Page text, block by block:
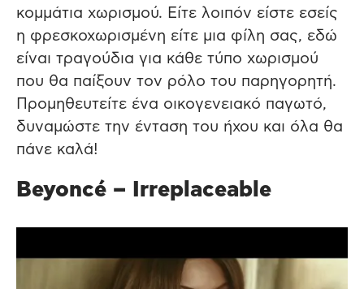
κομμάτια χωρισμού. Είτε λοιπόν είστε εσείς
η φρεσκοχωρισμένη είτε μια φίλη σας, εδώ
είναι τραγούδια για κάθε τύπο χωρισμού
που θα παίξουν τον ρόλο του παρηγορητή.
Προμηθευτείτε ένα οικογενειακό παγωτό,
δυναμώστε την ένταση του ήχου και όλα θα
πάνε καλά!
Beyoncé – Irreplaceable